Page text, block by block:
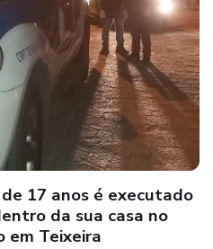
17 anos é executado
da sua casa no
em Teixeira